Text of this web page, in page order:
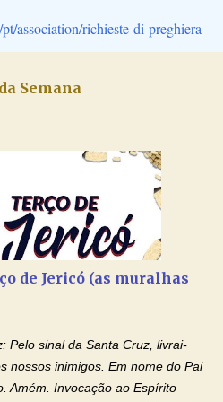
association/richieste-di-preghiera
Semana
de Jericó (as muralhas
Pelo sinal da Santa Cruz, livrai-
nossos inimigos. Em nome do Pai
Amém. Invocação ao Espírito